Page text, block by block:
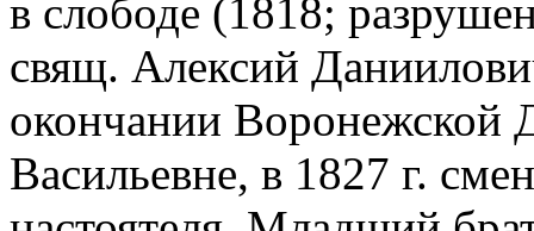
в слободе (1818;
свящ. Алексий
окончании
Васильевне, в 1827 г.